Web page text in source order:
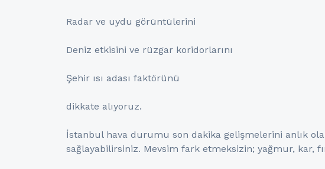
Radar ve uydu görüntülerini
Deniz etkisini ve rüzgar koridorlarını
Şehir ısı adası faktörünü
dikkate alıyoruz.
İstanbul hava durumu son dakika gelişmelerini anlık
sağlayabilirsiniz. Mevsim fark etmeksizin; yağmur, kar,